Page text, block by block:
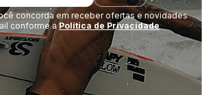
concorda em receber ofertas e novidades
conforme aPolítica de Privacidade